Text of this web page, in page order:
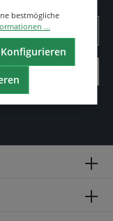
bestmögliche
...
Konfigurieren